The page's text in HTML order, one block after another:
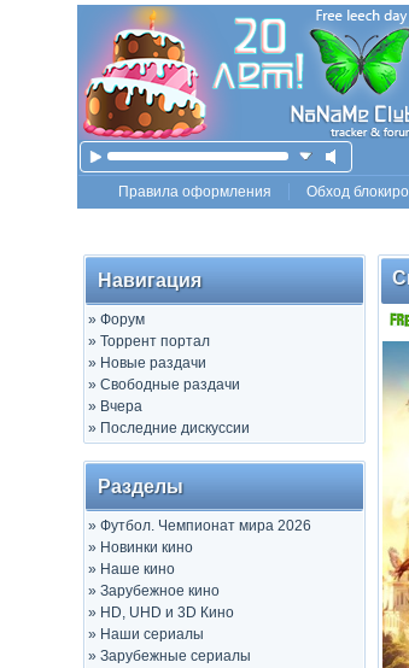
Правила оформления Обход
Навигация
» Форум
» Торрент портал
» Новые раздачи
» Свободные раздачи
» Вчера
» Последние дискуссии
Разделы
» Футбол. Чемпионат мира 2026
» Новинки кино
» Наше кино
» Зарубежное кино
» HD, UHD и 3D Кино
» Наши сериалы
» Зарубежные сериалы